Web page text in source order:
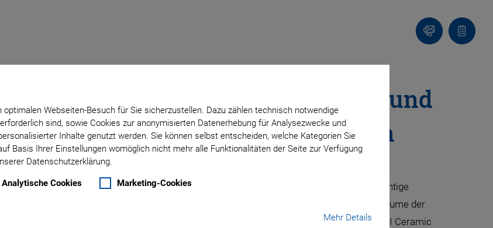
Webseiten-Besuch für Sie sicherzustellen. Dazu zählen technisch notwendige
sind, sowie Cookies zur anonymisierten Datenerhebung für Analysezwecke und
Inhalte genutzt werden. Sie können selbst entscheiden, welche Kategorien Sie
Basis Ihrer Einstellungen womöglich nicht mehr alle Funktionalitäten der Seite zur Verfügung
Datenschutzerklärung.
Analytische Cookies Marketing-Cookies
Mehr Details
Kontakt
Produktionsmitteln und
und Skalierbarkeit sichern
in der Quantität und ein zuverlässiger Betrieb in der Anwendung – das sind wichtige
für aktuelle und künftige Marktbedürfnisse umfassen unter anderem Reinräume der
um schnell flexible Großserien produzieren zu können. Die Produktbereichsstruktur bei PI Ceramic